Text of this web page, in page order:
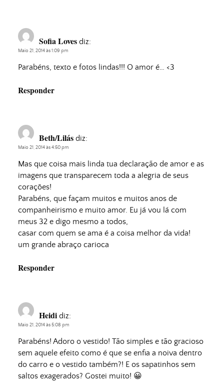
Sofia Loves diz:
Maio 21, 2014 às 1:09 pm
Parabéns, texto e fotos lindas!!! O amor é… <3
Responder
Beth/Lilás diz:
Maio 21, 2014 às 4:50 pm
Mas que coisa mais linda tua declaração de amor e as
imagens que transparecem toda a alegria de seus
corações!
Parabéns, que façam muitos e muitos anos de
companheirismo e muito amor. Eu já vou lá com
meus 32 e digo mesmo a todos,
casar com quem se ama é a coisa melhor da vida!
um grande abraço carioca
Responder
Heidi diz:
Maio 21, 2014 às 5:08 pm
Parabéns! Adoro o vestido! Tão simples e tão gracioso
sem aquele efeito como é que se enfia a noiva dentro
do carro e o vestido também?! E os sapatinhos sem
saltos exagerados? Gostei muito! 😀